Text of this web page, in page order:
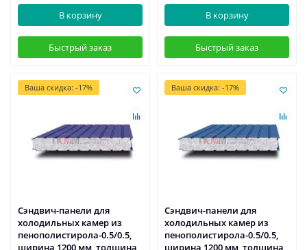
В корзину
Быстрый заказ
В корзину
Быстрый заказ
Ваша скидка: -17%
Сэндвич-панели для
холодильных камер из
пенополистирола-0.5/0.5,
ширина 1200 мм, толщина
Ваша скидка: -17%
Сэндвич-панели для
холодильных камер из
пенополистирола-0.5/0.5,
ширина 1200 мм, толщина